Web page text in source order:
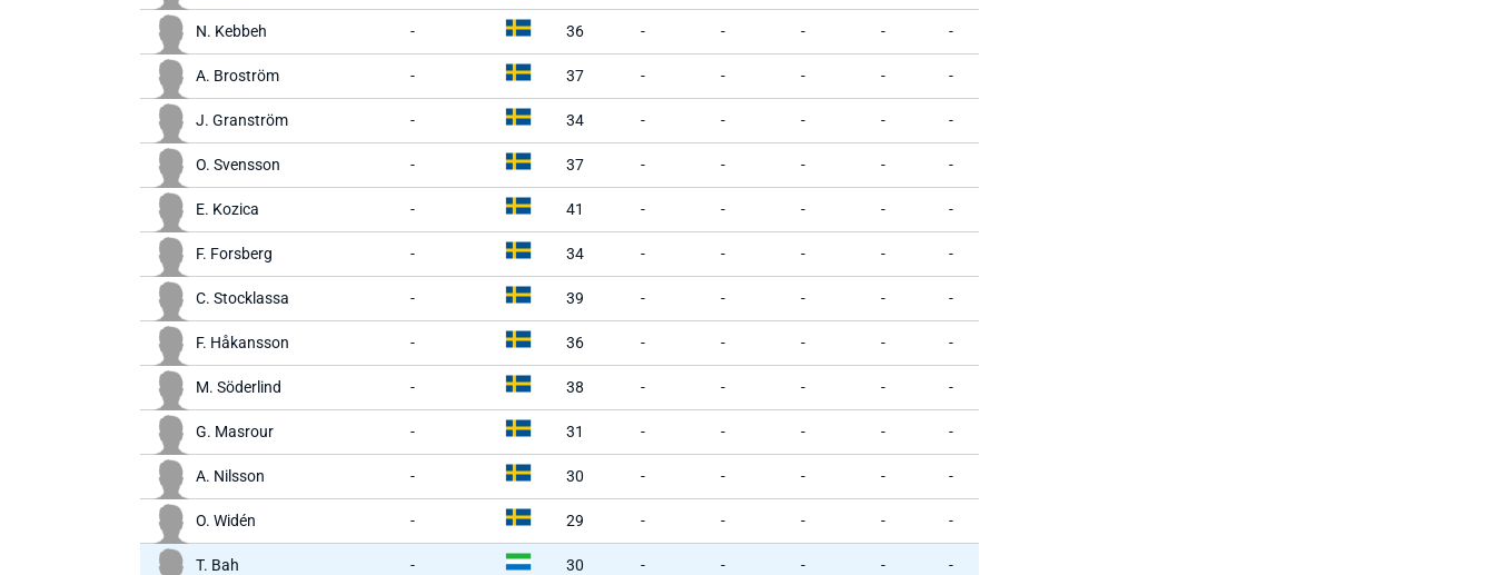
N. Kebbeh - 36 - - - - -
A. Broström - 37 - - - - -
J. Granström - 34 - - - - -
O. Svensson - 37 - - - - -
E. Kozica - 41 - - - - -
F. Forsberg - 34 - - - - -
C. Stocklassa - 39 - - - - -
F. Håkansson - 36 - - - - -
M. Söderlind - 38 - - - - -
G. Masrour - 31 - - - - -
A. Nilsson - 30 - - - - -
O. Widén - 29 - - - - -
T. Bah - 30 - - - - -